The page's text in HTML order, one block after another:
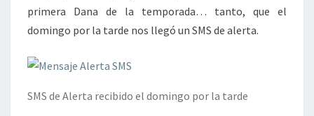
primera Dana de la temporada… tanto, que el
domingo por la tarde nos llegó un SMS de alerta.
SMS de Alerta recibido el domingo por la tarde